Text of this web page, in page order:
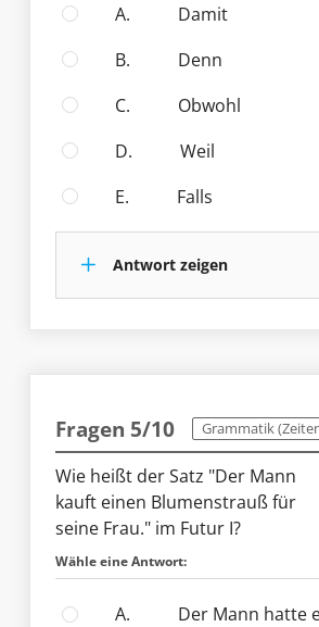
A.
damit
B.
denn
C.
obwohl
D.
weil
E.
falls
Antwort zeigen
Fragen 5/10 Grammatik
Wie heißt der Satz "Der Mann
kauft einen Blumenstrauß für
seine Frau." im Futur I?
Wähle eine Antwort:
A.
Der Mann hatte